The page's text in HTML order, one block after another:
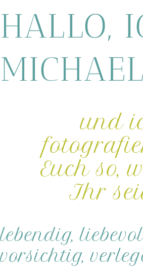
HALLO,
und
Euch so,
Ihr
lebendig,
vorsichtig,